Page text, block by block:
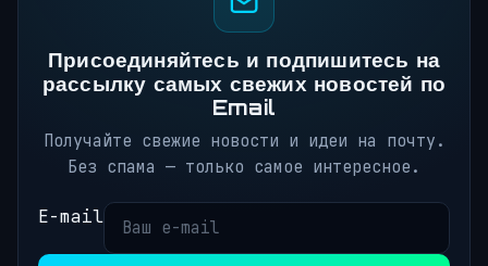
Присоединяйтесь и подпишитесь на
рассылку самых свежих новостей по
Email
Получайте свежие новости и идеи на почту.
Без спама — только самое интересное.
E-mail